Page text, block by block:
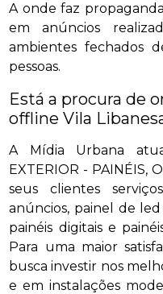
A onde faz
em anúncios
ambientes fechados
pessoas.
Está a procura de
offline Vila
A Mídia Urbana
EXTERIOR - PAINÉIS,
seus clientes
anúncios, painel de
painéis digitais e
Para uma maior
busca investir nos
e em instalações